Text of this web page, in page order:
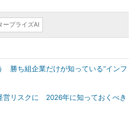
ープライズAI
勝ち組企業だけが知っている“インフ
営リスクに 2026年に知っておくべき